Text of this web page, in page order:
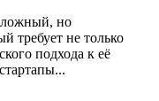
но
требует не только
подхода к её